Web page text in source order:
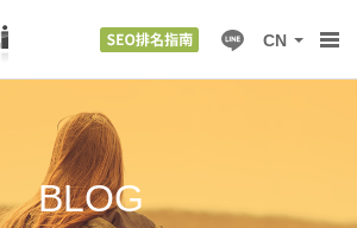
CN
BLOG